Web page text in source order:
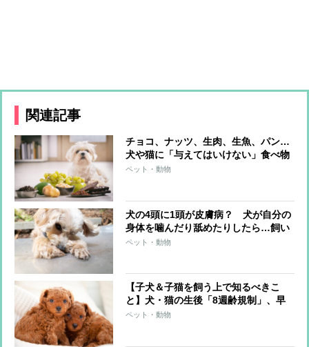
関連記事
チョコ、ナッツ、生肉、生魚、パン…
犬や猫に「与えてはいけない」食べ物
ペット・動物
犬の4頭に1頭が皮膚病？ 犬が自分の
身体を噛んだり舐めたりしたら…飼い
主が注意すべき疾患の種類と対策は？
ペット・動物
【子犬＆子猫を飼う上で知るべきこ
と】犬・猫の生後「8週齢規制」、早
すぎる親ばなれがNGな理由とは？
ペット・動物